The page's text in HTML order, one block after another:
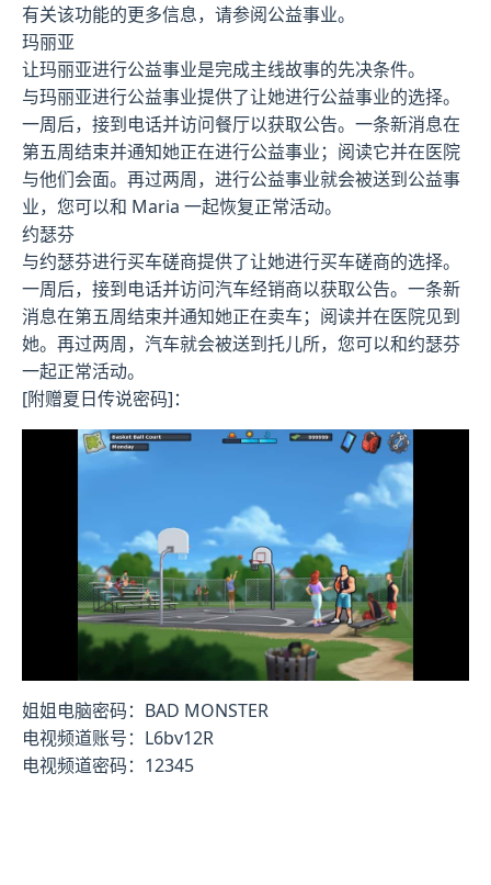
有关该功能的更多信息，请参阅公益事业。
玛丽亚
让玛丽亚进行公益事业是完成主线故事的先决条件。
与玛丽亚进行公益事业提供了让她进行公益事业的选择。
一周后，接到电话并访问餐厅以获取公告。一条新消息在
第五周结束并通知她正在进行公益事业；阅读它并在医院
与他们会面。再过两周，进行公益事业就会被送到公益事
业，您可以和 Maria 一起恢复正常活动。
约瑟芬
与约瑟芬进行买车磋商提供了让她进行买车磋商的选择。
一周后，接到电话并访问汽车经销商以获取公告。一条新
消息在第五周结束并通知她正在卖车；阅读并在医院见到
她。再过两周，汽车就会被送到托儿所，您可以和约瑟芬
一起正常活动。
[附赠夏日传说密码]：
姐姐电脑密码：BAD MONSTER
电视频道账号：L6bv12R
电视频道密码：12345